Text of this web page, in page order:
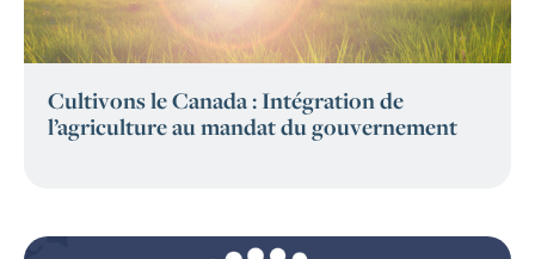
Cultivons le Canada : Intégration de
l’agriculture au mandat du gouvernement